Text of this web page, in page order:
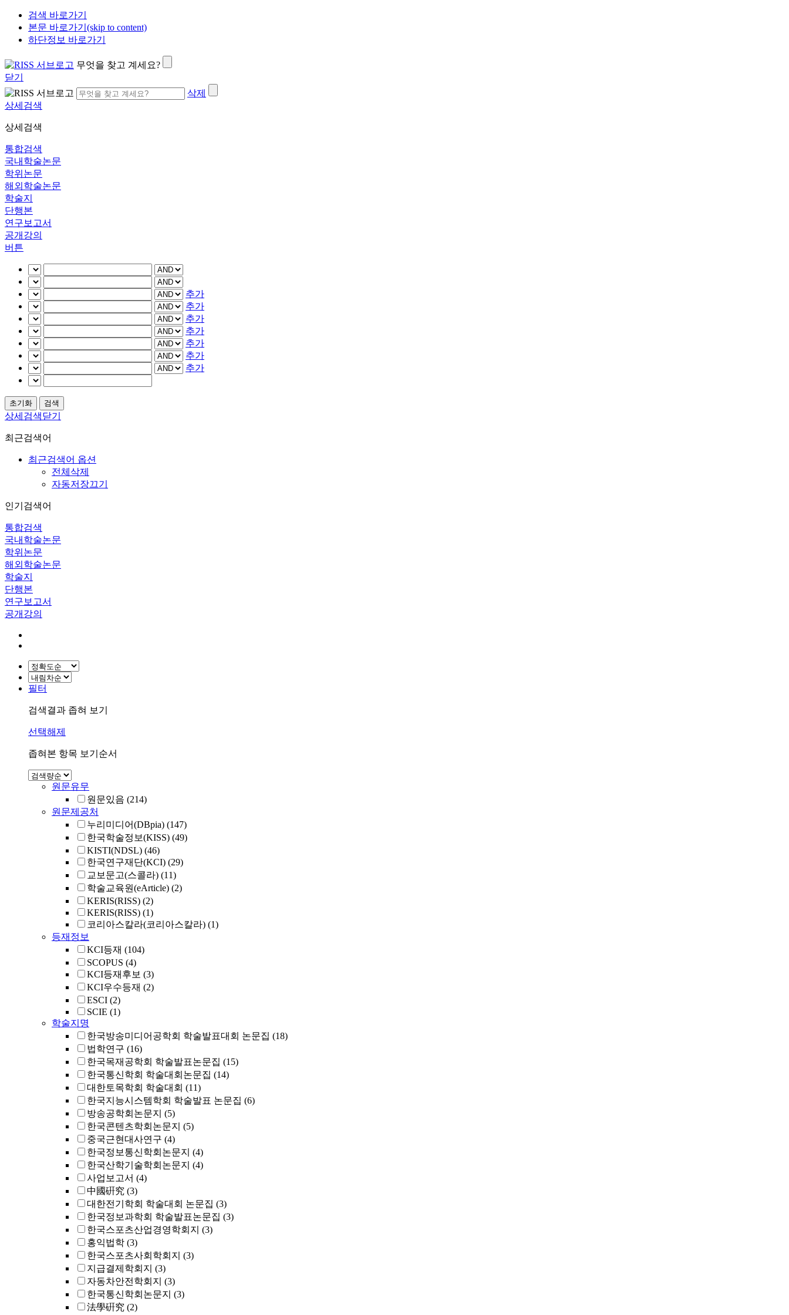
검색 바로가기
본문 바로가기(skip to content)
하단정보 바로가기
무엇을 찾고 계세요?
닫기
삭제
상세검색
상세검색
통합검색
국내학술논문
학위논문
해외학술논문
학술지
단행본
연구보고서
공개강의
버튼
추가
추가
추가
추가
추가
추가
추가
상세검색닫기
최근검색어
최근검색어 옵션
전체삭제
자동저장끄기
인기검색어
통합검색
국내학술논문
학위논문
해외학술논문
학술지
단행본
연구보고서
공개강의
필터
검색결과 좁혀 보기
선택해제
좁혀본 항목 보기순서
원문유무
원문있음 (214)
원문제공처
누리미디어(DBpia) (147)
한국학술정보(KISS) (49)
KISTI(NDSL) (46)
한국연구재단(KCI) (29)
교보문고(스콜라) (11)
학술교육원(eArticle) (2)
KERIS(RISS) (2)
KERIS(RISS) (1)
코리아스칼라(코리아스칼라) (1)
등재정보
KCI등재 (104)
SCOPUS (4)
KCI등재후보 (3)
KCI우수등재 (2)
ESCI (2)
SCIE (1)
학술지명
한국방송미디어공학회 학술발표대회 논문집 (18)
법학연구 (16)
한국목재공학회 학술발표논문집 (15)
한국통신학회 학술대회논문집 (14)
대한토목학회 학술대회 (11)
한국지능시스템학회 학술발표 논문집 (6)
방송공학회논문지 (5)
한국콘텐츠학회논문지 (5)
중국근현대사연구 (4)
한국정보통신학회논문지 (4)
한국산학기술학회논문지 (4)
사업보고서 (4)
中國硏究 (3)
대한전기학회 학술대회 논문집 (3)
한국정보과학회 학술발표논문집 (3)
한국스포츠산업경영학회지 (3)
홍익법학 (3)
한국스포츠사회학회지 (3)
지급결제학회지 (3)
자동차안전학회지 (3)
한국통신학회논문지 (3)
法學硏究 (2)